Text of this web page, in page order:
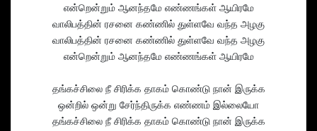
என்றென்றும் ஆனந்தமே எண்ணங்கள் ஆயிரமே
வாலிபத்தின் ரசனை கண்ணில் துள்ளவே வந்த அழகு
வாலிபத்தின் ரசனை கண்ணில் துள்ளவே வந்த அழகு
என்றென்றும் ஆனந்தமே எண்ணங்கள் ஆயிரமே
தங்கச்சிலை நீ சிரிக்க தாகம் கொண்டு நான் இருக்க
ஒன்றில் ஒன்று சேர்ந்திருக்க எண்ணம் இல்லையோ
தங்கச்சிலை நீ சிரிக்க தாகம் கொண்டு நான் இருக்க